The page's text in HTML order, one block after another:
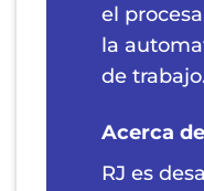
el
la
de
Acerca
RJ es